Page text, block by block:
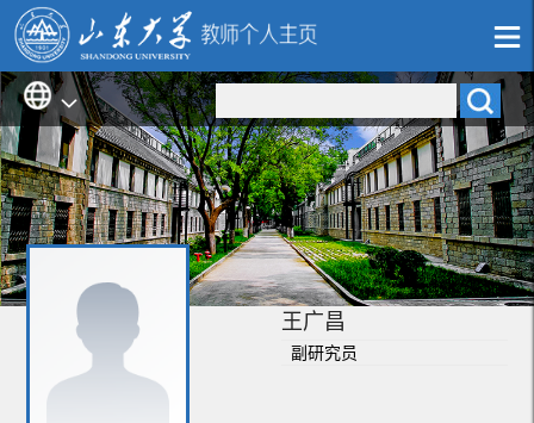
王广昌
副研究员